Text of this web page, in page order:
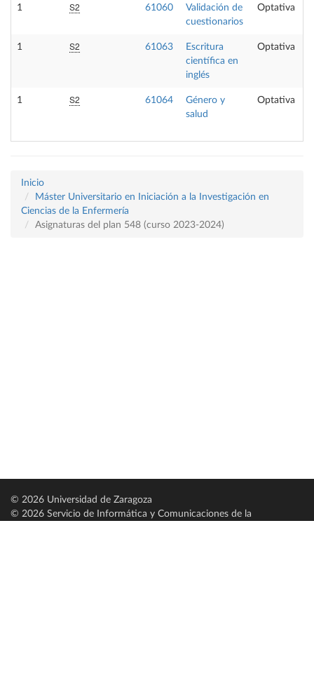
1 S2 61060
Validación de
cuestionarios
Optativa
1 S2 61063
Escritura
científica en
inglés
Optativa
1 S2 61064
Género y
salud
Optativa
Inicio
Máster Universitario en Iniciación a la Investigación en
Ciencias de la Enfermería
Asignaturas del plan 548 (curso 2023-2024)
© 2026 Universidad de Zaragoza
© 2026 Servicio de Informática y Comunicaciones de la